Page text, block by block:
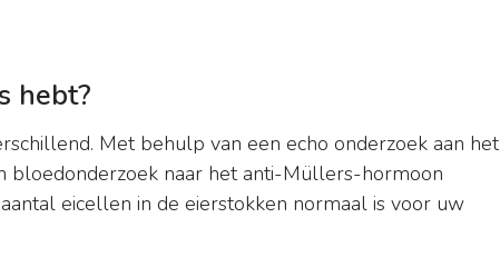
hebt?
Met behulp van een echo onderzoek aan het
bloedonderzoek naar het anti-Müllers-hormoon
eicellen in de eierstokken normaal is voor uw